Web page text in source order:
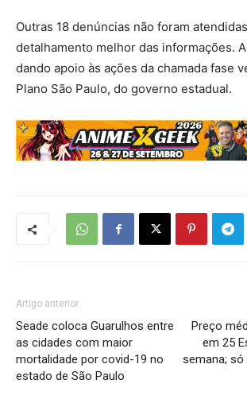
Outras 18 denúncias não foram
detalhamento melhor das informações.
dando apoio às ações da chamada fase
Plano São Paulo, do governo estadual.
Artigo anterior
Seade coloca Guarulhos entre
as cidades com maior
mortalidade por covid-19 no
estado de São Paulo
Preço
em 25
semana; só